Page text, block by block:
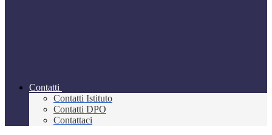
Contatti
Contatti Istituto
Contatti DPO
Contattaci